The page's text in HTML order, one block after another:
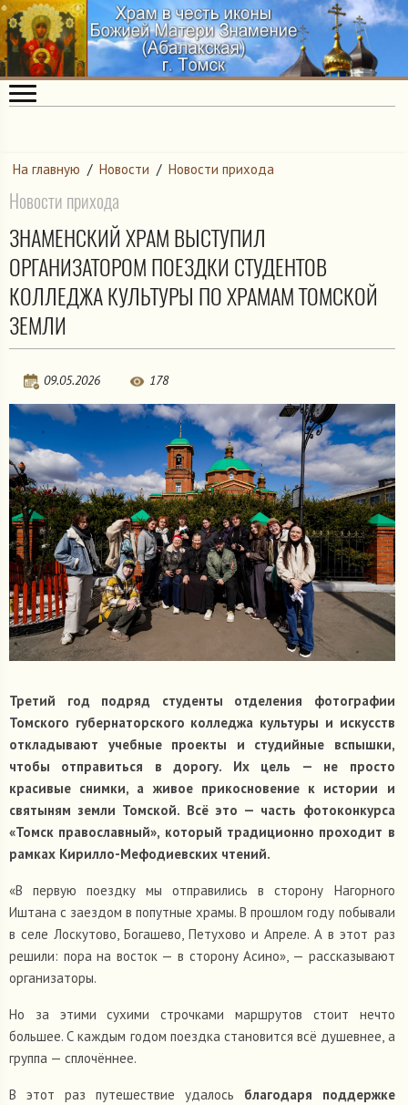
На главную / Новости / Новости прихода
Новости прихода
ЗНАМЕНСКИЙ ХРАМ ВЫСТУПИЛ
ОРГАНИЗАТОРОМ ПОЕЗДКИ СТУДЕНТОВ
КОЛЛЕДЖА КУЛЬТУРЫ ПО ХРАМАМ ТОМСКОЙ
ЗЕМЛИ
09.05.2026 178
Третий год подряд студенты отделения фотографии
Томского губернаторского колледжа культуры и искусств
откладывают учебные проекты и студийные вспышки,
чтобы отправиться в дорогу. Их цель — не просто
красивые снимки, а живое прикосновение к истории и
святыням земли Томской. Всё это — часть фотоконкурса
«Томск православный», который традиционно проходит в
рамках Кирилло-Мефодиевских чтений.
«В первую поездку мы отправились в сторону Нагорного
Иштана с заездом в попутные храмы. В прошлом году побывали
в селе Лоскутово, Богашево, Петухово и Апреле. А в этот раз
решили: пора на восток — в сторону Асино», — рассказывают
организаторы.
Но за этими сухими строчками маршрутов стоит нечто
большее. С каждым годом поездка становится всё душевнее, а
группа — сплочённее.
В этот раз путешествие удалось благодаря поддержке